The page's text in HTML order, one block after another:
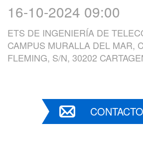
16-10-2024 09:00
ETS DE INGENIERÍA DE
CAMPUS MURALLA DEL MAR,
FLEMING, S/N, 30202
CONTACTO